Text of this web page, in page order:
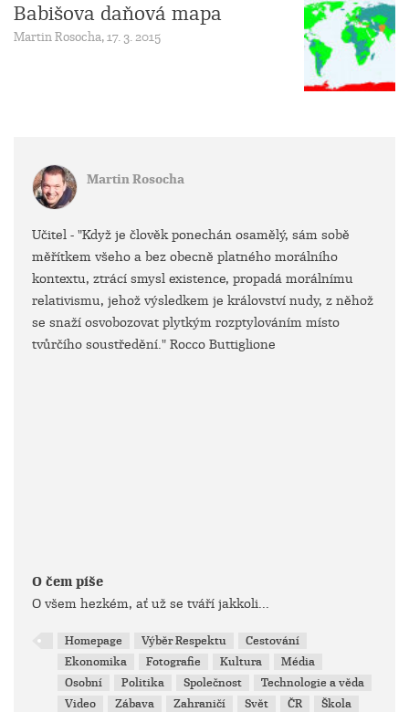
Babišova daňová mapa
Martin Rosocha, 17. 3. 2015
Martin Rosocha
Učitel - "Když je člověk ponechán osamělý, sám sobě
měřítkem všeho a bez obecně platného morálního
kontextu, ztrácí smysl existence, propadá morálnímu
relativismu, jehož výsledkem je království nudy, z něhož
se snaží osvobozovat plytkým rozptylováním místo
tvůrčího soustředění." Rocco Buttiglione
O čem píše
O všem hezkém, ať už se tváří jakkoli...
Homepage Výběr Respektu
Cestování
Ekonomika
Fotografie Kultura
Média
Osobní
Politika Společnost
Technologie a věda
Video
Zábava Zahraničí Svět ČR Škola